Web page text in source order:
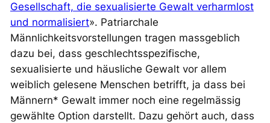
Gesellschaft, die sexualisierte Gewalt verharmlost
und normalisiert». Patriarchale
Männlichkeitsvorstellungen tragen massgeblich
dazu bei, dass geschlechtsspezifische,
sexualisierte und häusliche Gewalt vor allem
weiblich gelesene Menschen betrifft, ja dass bei
Männern* Gewalt immer noch eine regelmässig
gewählte Option darstellt. Dazu gehört auch, dass